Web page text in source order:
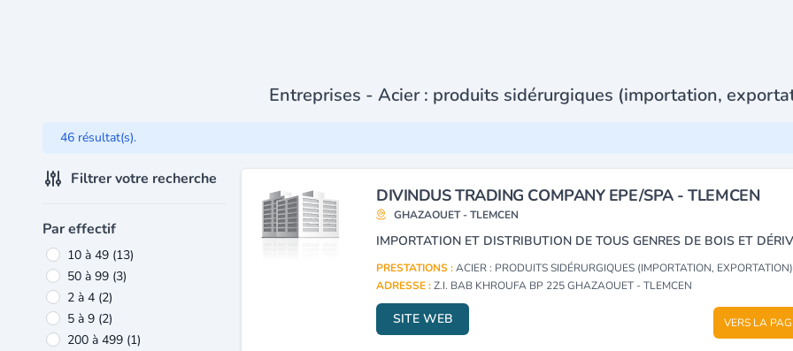
Entreprises - Acier : produits sidérurgiques (importation,
46 résultat(s).
Filtrer votre recherche
Par effectif
10 à 49 (13)
50 à 99 (3)
2 à 4 (2)
5 à 9 (2)
200 à 499 (1)
DIVINDUS TRADING COMPANY EPE/SPA - TLEMCEN
GHAZAOUET - TLEMCEN
PRESTATIONS :ACIER : PRODUITS SIDÉRURGIQUES (IMPORTATION, EXPORTATION)
ADRESSE :Z.I. BAB KHROUFA BP 225 GHAZAOUET - TLEMCEN
SITE WEB VERS LA